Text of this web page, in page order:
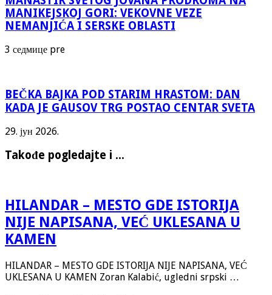
MANIKEJSKOJ GORI: VEKOVNE VEZE
NEMANJIĆA I SERSKE OBLASTI
3 седмице pre
BEČKA BAJKA POD STARIM HRASTOM: DAN
KADA JE GAUSOV TRG POSTAO CENTAR SVETA
29. јун 2026.
Takođe pogledajte i ...
HILANDAR – MESTO GDE ISTORIJA
NIJE NAPISANA, VEĆ UKLESANA U
KAMEN
HILANDAR – MESTO GDE ISTORIJA NIJE NAPISANA, VEĆ
UKLESANA U KAMEN Zoran Kalabić, ugledni srpski …